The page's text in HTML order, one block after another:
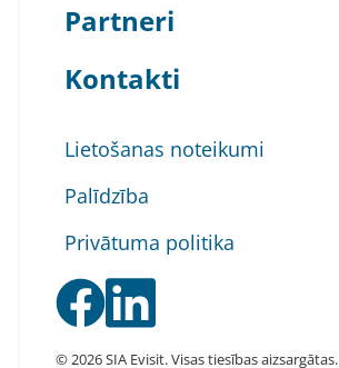
Partneri
Kontakti
Lietošanas noteikumi
Palīdzība
Privātuma politika
© 2026 SIA Evisit. Visas tiesības aizsargātas.